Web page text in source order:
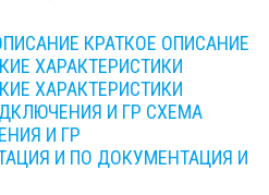
КРАТКОЕ ОПИСАНИЕ
ХАРАКТЕРИСТИКИ
ХАРАКТЕРИСТИКИ
И ГР СХЕМА
И ГР
И ПО ДОКУМЕНТАЦИЯ И